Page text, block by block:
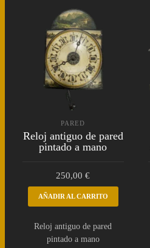
PARED
Reloj antiguo de pared
pintado a mano
250,00€
AÑADIR AL CARRITO
Reloj antiguo de pared
pintado a mano